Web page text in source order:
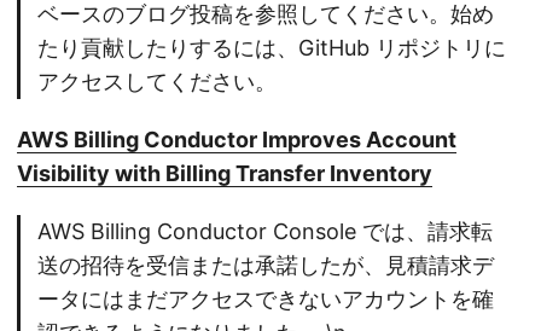
ベースのブログ投稿を参照してください。始め
たり貢献したりするには、GitHub リポジトリに
アクセスしてください。
AWS Billing Conductor Improves Account
Visibility with Billing Transfer Inventory
AWS Billing Conductor Console では、請求転
送の招待を受信または承諾したが、見積請求デ
ータにはまだアクセスできないアカウントを確